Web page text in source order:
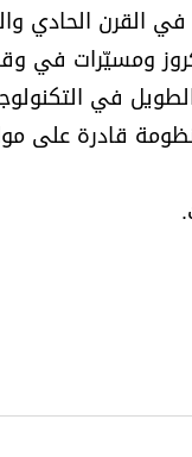
القرن الحادي
ومسيّرات
في
قادرة على